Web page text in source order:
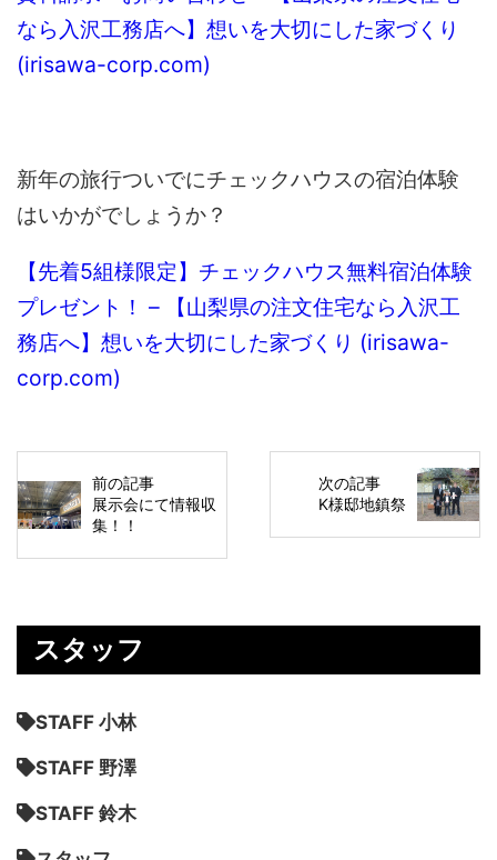
なら入沢工務店へ】想いを大切にした家づくり
(irisawa-corp.com)
新年の旅行ついでにチェックハウスの宿泊体験
はいかがでしょうか？
【先着5組様限定】チェックハウス無料宿泊体験
プレゼント！ – 【山梨県の注文住宅なら入沢工
務店へ】想いを大切にした家づくり (irisawa-
corp.com)
前の記事
展示会にて情報収
集！！
次の記事
K様邸地鎮祭
スタッフ
STAFF 小林
STAFF 野澤
STAFF 鈴木